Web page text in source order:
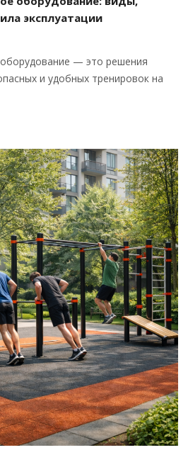
эксплуатации
— это решения
и удобных тренировок на